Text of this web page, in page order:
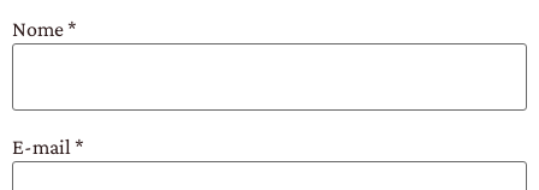
Nome*
E-mail *